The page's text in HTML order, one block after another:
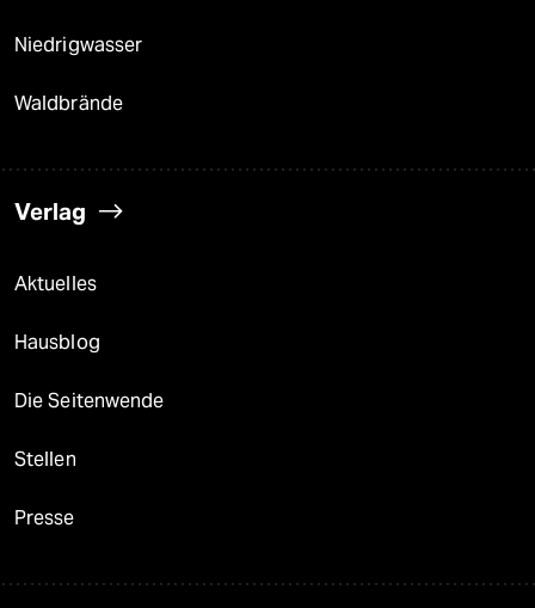
Niedrigwasser
Waldbrände
Verlag
Aktuelles
Hausblog
Die Seitenwende
Stellen
Presse